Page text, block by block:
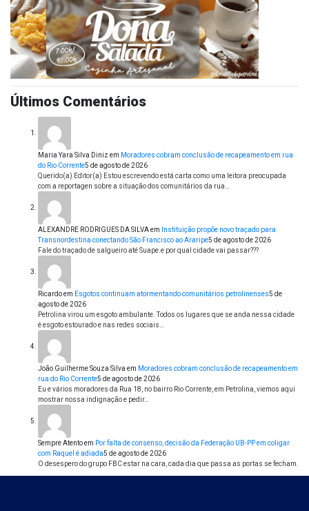
Últimos Comentários
Maria Yara Silva Diniz em Moradores cobram conclusão de recapeamento em rua
do Rio Corrente5 de agosto de 2026
Querido(a) Editor(a) Estou escrevendo está carta como uma leitora preocupada
com a reportagen sobre a situação dos comunitários da rua…
ALEXANDRE RODRIGUES DA SILVAem
Instituição propõe novo traçado para
Transnordestina conectando São Francisco ao Araripe5 de agosto de 2026
Fale do traçado de salgueiro até Suape.e por qual cidade vai passar???
Ricardoem Esgotos continuam atormentando comunitários petrolinenses5 de
agosto de 2026
Petrolina virou um esgoto ambulante. Todos os lugares que se anda nessa cidade
é esgoto estourado e nas redes sociais…
João Guilherme Souza Silva em Moradores cobram conclusão de recapeamento em
rua do Rio Corrente5 de agosto de 2026
Eu e vários moradores da Rua 18, no bairro Rio Corrente, em Petrolina, viemos aqui
mostrar nossa indignação e pedir…
Sempre Atentoem Por falta de consenso, decisão da Federação UB-PP em coligar
com Raquel é adiada5 de agosto de 2026
O desespero do grupo FBC estar na cara, cada dia que passa as portas se fecham.